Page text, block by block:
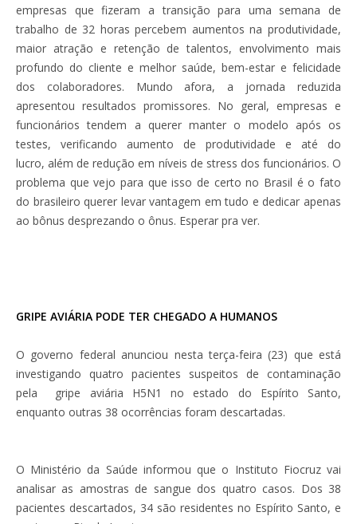
empresas que fizeram a transição para uma semana de
trabalho de 32 horas percebem aumentos na produtividade,
maior atração e retenção de talentos, envolvimento mais
profundo do cliente e melhor saúde, bem-estar e felicidade
dos colaboradores. Mundo afora, a jornada reduzida
apresentou resultados promissores. No geral, empresas e
funcionários tendem a querer manter o modelo após os
testes, verificando aumento de produtividade e até do
lucro, além de redução em níveis de stress dos funcionários. O
problema que vejo para que isso de certo no Brasil é o fato
do brasileiro querer levar vantagem em tudo e dedicar apenas
ao bônus desprezando o ônus. Esperar pra ver.
GRIPE AVIÁRIA PODE TER CHEGADO A HUMANOS
O governo federal anunciou nesta terça-feira (23) que está
investigando quatro pacientes suspeitos de contaminação
pela gripe aviária H5N1 no estado do Espírito Santo,
enquanto outras 38 ocorrências foram descartadas.
O Ministério da Saúde informou que o Instituto Fiocruz vai
analisar as amostras de sangue dos quatro casos. Dos 38
pacientes descartados, 34 são residentes no Espírito Santo, e